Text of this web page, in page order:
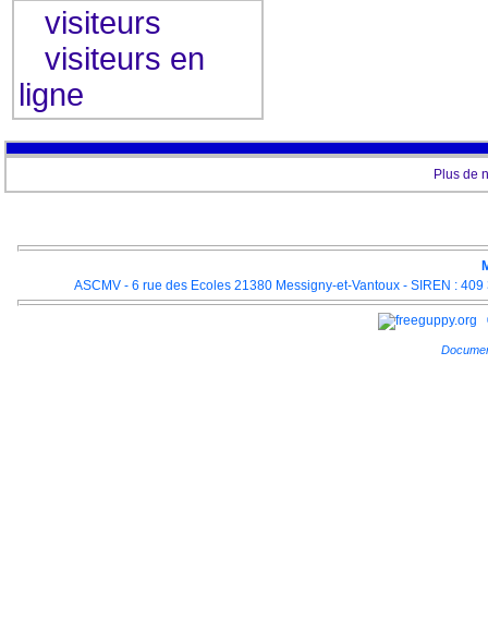
visiteurs
visiteurs en
ligne
Plus de
ASCMV - 6 rue des Ecoles 21380 Messigny-et-Vantoux - SIREN :